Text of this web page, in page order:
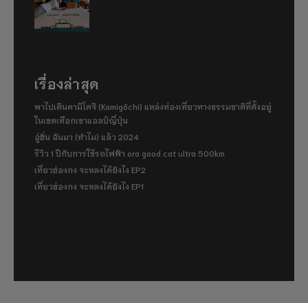
เรื่องล่าสุด
พาไปเดินคามิโคจิ (Kamigōchi) แหล่งท่องเที่ยวทางธรรมชาติที่ตั้งอยู่
ในเขตเทือกเขาแอลป์ญี่ปุ่น
อู่ฮั่น ฉันมา (ทำไม) แล้ว 2024
รีวิว 1 ปีกับการใช้รถไฟฟ้า ora good cat ultra 500km
เที่ยวฮ่องกง จะหลงได้ยังไง EP2
เที่ยวฮ่องกง จะหลงได้ยังไง EP1